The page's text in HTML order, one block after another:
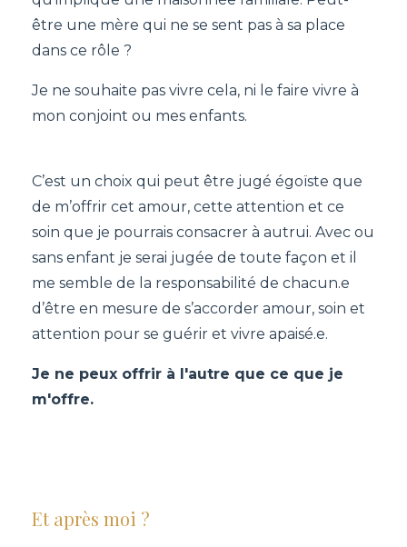
être une mère qui ne se sent pas à sa place
dans ce rôle ?
Je ne souhaite pas vivre cela, ni le faire vivre à
mon conjoint ou mes enfants.
C’est un choix qui peut être jugé égoïste que
de m’offrir cet amour, cette attention et ce
soin que je pourrais consacrer à autrui. Avec ou
sans enfant je serai jugée de toute façon et il
me semble de la responsabilité de chacun.e
d’être en mesure de s’accorder amour, soin et
attention pour se guérir et vivre apaisé.e.
Je ne peux offrir à l'autre que ce que je
m'offre.
Et après moi ?